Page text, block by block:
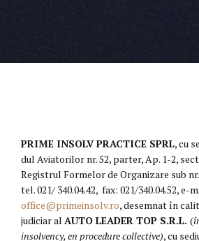
PRIME INSOLV PRACTICE SPRL, cu
dul Aviatorilor nr. 52, parter, Ap. 1-2,
Registrul Formelor de Organizare sub nr.
tel. 021/ 340.04.42, fax: 021/340.04.52, e-
office@primeinsolv.ro, desemnat în
judiciar al AUTO LEADER TOP S.R.L. (
insolvency, en procedure collective), cu